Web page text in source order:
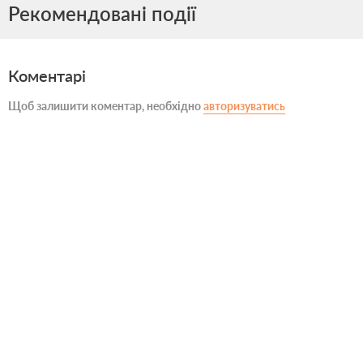
Рекомендовані події
Коментарі
Щоб залишити коментар, необхідноавторизуватись